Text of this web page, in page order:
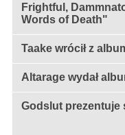
Frightful,
Words of Death"
Taake wrócił z
Altarage wydał
Godslut